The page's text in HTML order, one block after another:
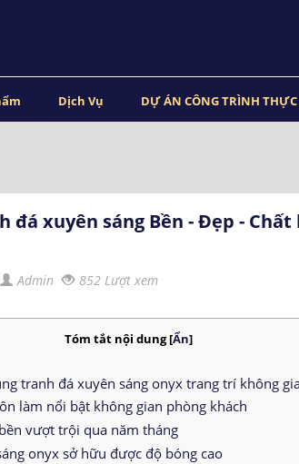
Dịch Vụ DỰ ÁN CÔNG TRÌNH THỰC
đá xuyên sáng Bền - Đẹp -
Admin 852 Lượt xem
Tóm tắt nội dung[Ẩn]
tranh đá xuyên sáng onyx trang trí không
làm nổi bật không gian phòng khách
vượt trội qua năm tháng
onyx sở hữu được độ bóng cao